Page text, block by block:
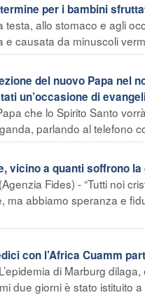
per i bambini
allo stomaco e agli
causata da minuscoli
del nuovo Papa nel
un’occasione di
che lo Spirito Santo
parlando al telefono
vicino a quanti soffrono
Fides) - “Tutti noi
abbiamo speranza e
con l’Africa Cuamm
di Marburg
due giorni è stato istituito